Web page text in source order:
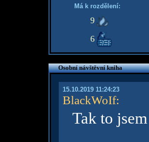
Má k rozdělení:
9
6
Osobní návštěvní kniha
15.10.2019 11:24:23
BlackWoIf:
Tak to